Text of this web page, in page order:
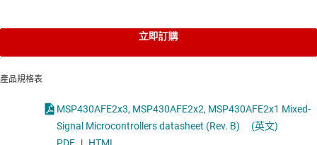
立即訂購
產品規格表
MSP430AFE2x3, MSP430AFE2x2, MSP430AFE2x1 Mixed-
Signal Microcontrollers datasheet (Rev. B)
(英文)